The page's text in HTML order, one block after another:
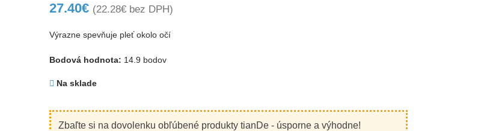
27.40€ (22.28€bez DPH)
Výrazne spevňuje pleť okolo očí
Bodová hodnota: 14.9 bodov
Na sklade
Zbaľte si na dovolenku obľúbené produkty tianDe - úsporne a výhodne!